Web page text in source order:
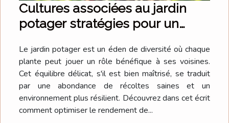
Cultures associées au jardin
potager stratégies pour un
Le jardin potager est un éden de diversité où chaque
plante peut jouer un rôle bénéfique à ses voisines.
Cet équilibre délicat, s'il est bien maîtrisé, se traduit
par une abondance de récoltes saines et un
environnement plus résilient. Découvrez dans cet écrit
comment optimiser le rendement de...